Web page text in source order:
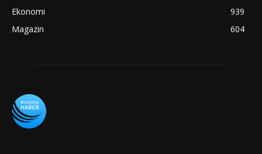
Ekonomi
939
Magazin
604